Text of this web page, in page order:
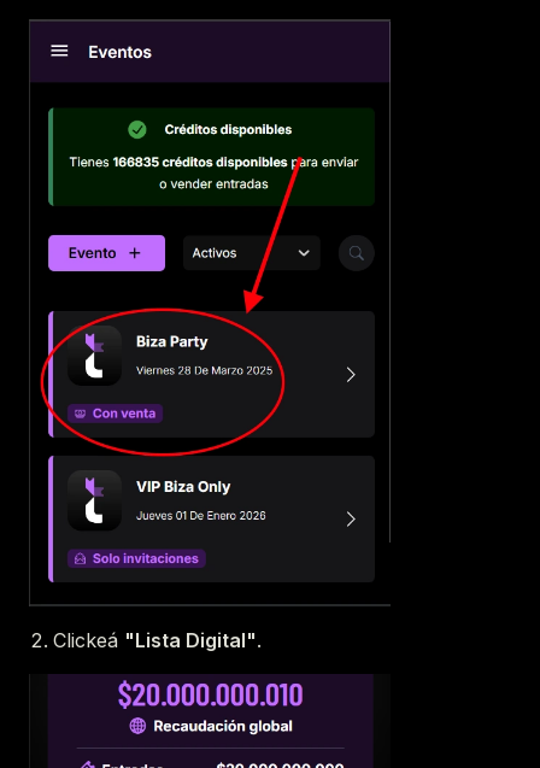
Clickeá "Lista Digital".